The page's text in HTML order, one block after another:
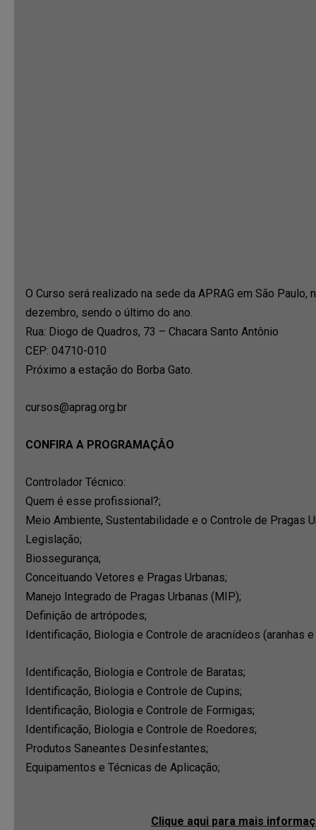
O Curso será realizado na sede da APRAG em São Paulo,
dezembro, sendo o último do ano.
Rua: Diogo de Quadros, 73 – Chacara Santo Antônio
CEP: 04710-010
Próximo a estação do Borba Gato.
cursos@aprag.org.br
CONFIRA A PROGRAMAÇÂO
Controlador Técnico:
Quem é esse profissional?;
Meio Ambiente, Sustentabilidade e o Controle de Pragas
Legislação;
Biossegurança;
Conceituando Vetores e Pragas Urbanas;
Manejo Integrado de Pragas Urbanas (MIP);
Definição de artrópodes;
Identificação, Biologia e Controle de aracnídeos (aranhas
Identificação, Biologia e Controle de Baratas;
Identificação, Biologia e Controle de Cupins;
Identificação, Biologia e Controle de Formigas;
Identificação, Biologia e Controle de Roedores;
Produtos Saneantes Desinfestantes;
Equipamentos e Técnicas de Aplicação;
Clique aqui para mais